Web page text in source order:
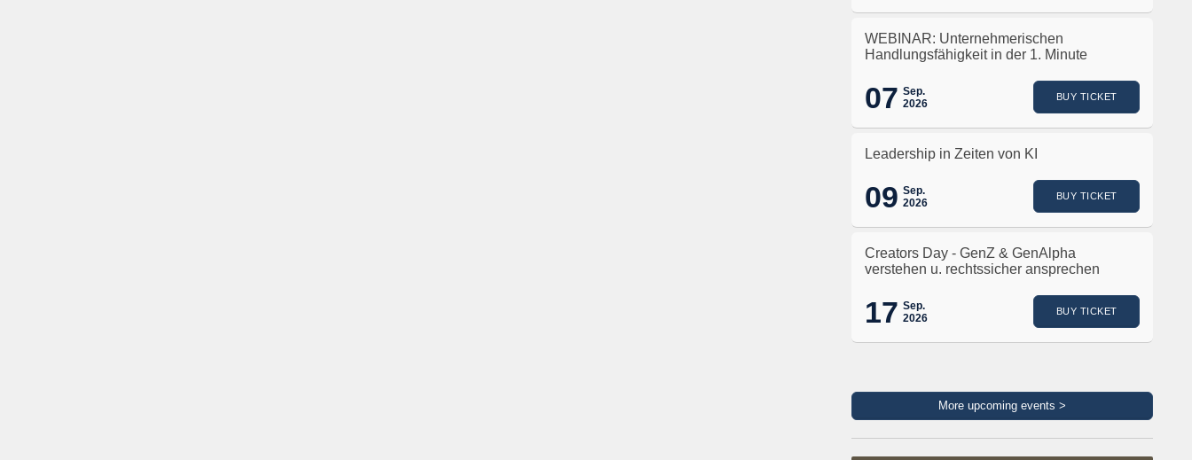
WEBINAR: Unternehmerischen
Handlungsfähigkeit in der 1. Minute
07 Sep.
2026
BUY TICKET
Leadership in Zeiten von KI
09 Sep.
2026
BUY TICKET
Creators Day - GenZ & GenAlpha
verstehen u. rechtssicher ansprechen
17 Sep.
2026
BUY TICKET
More upcoming events >